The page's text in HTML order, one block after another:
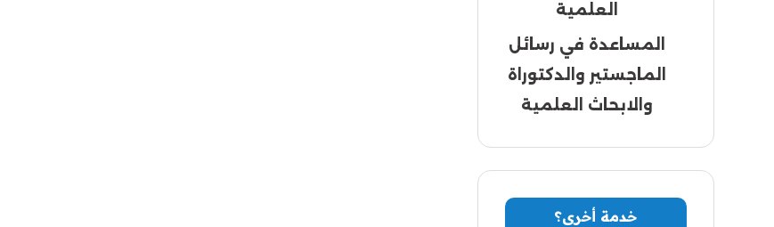
العلمية
المساعدة في رسائل
الماجستير والدكتوراة
والابحاث العلمية
خدمة أخرى؟